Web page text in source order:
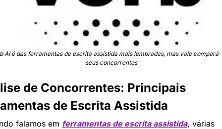
AI é das ferramentas de escrita assistida mais lembradas, mas vale
seus concorrentes
de Concorrentes: Principais
de Escrita Assistida
falamos em ferramentas de escrita assistida, várias